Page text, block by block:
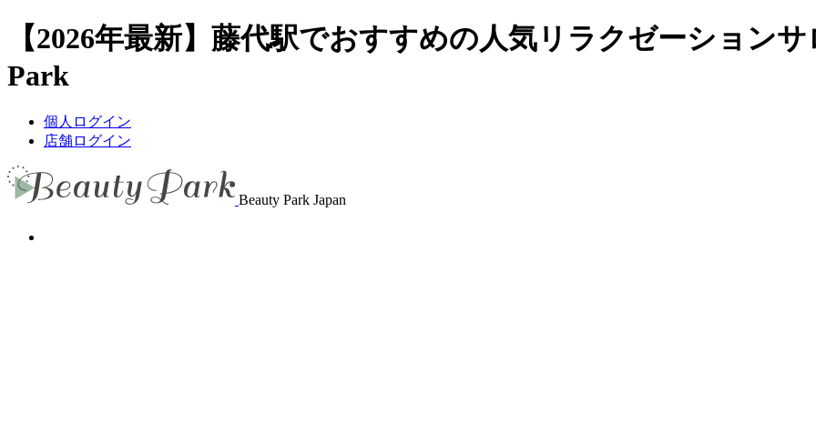
【2026年最新】藤代駅でおすすめの人気リラクゼーション
Park
個人ログイン
店舗ログイン
Beauty Park Japan